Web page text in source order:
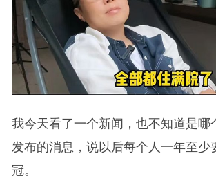
我今天看了一个新闻，也不知道是哪
发布的消息，说以后每个人一年至少
冠。